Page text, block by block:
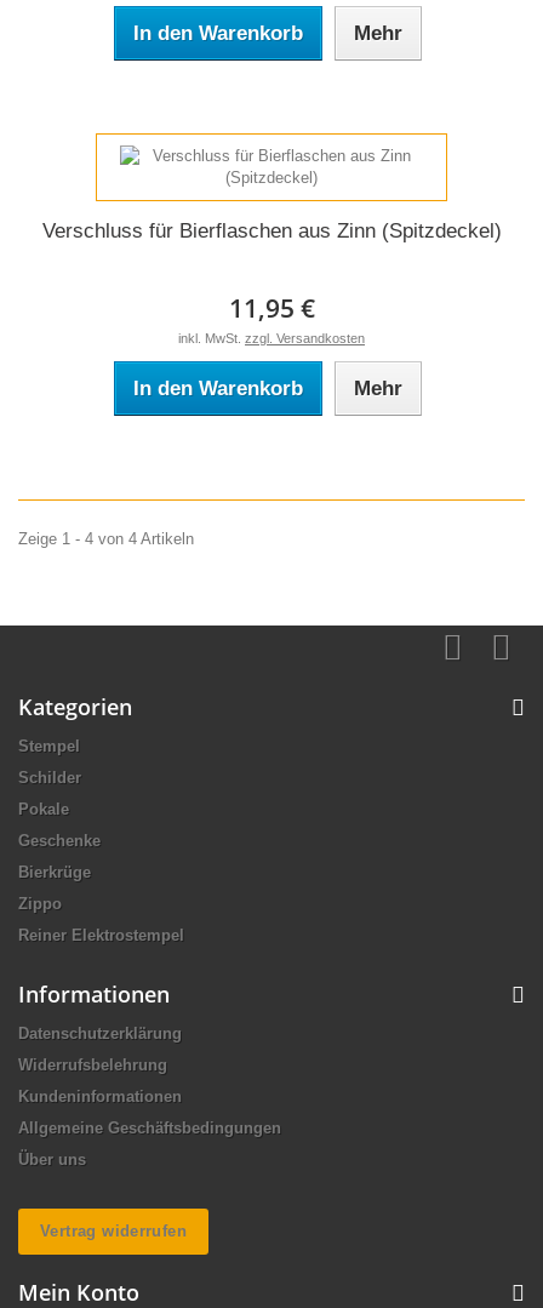
In den Warenkorb Mehr
Verschluss für Bierflaschen aus Zinn (Spitzdeckel)
11,95 €
inkl. MwSt. zzgl. Versandkosten
In den Warenkorb Mehr
Zeige 1 - 4 von 4 Artikeln
Kategorien
Stempel
Schilder
Pokale
Geschenke
Bierkrüge
Zippo
Reiner Elektrostempel
Informationen
Datenschutzerklärung
Widerrufsbelehrung
Kundeninformationen
Allgemeine Geschäftsbedingungen
Über uns
Vertrag widerrufen
Mein Konto